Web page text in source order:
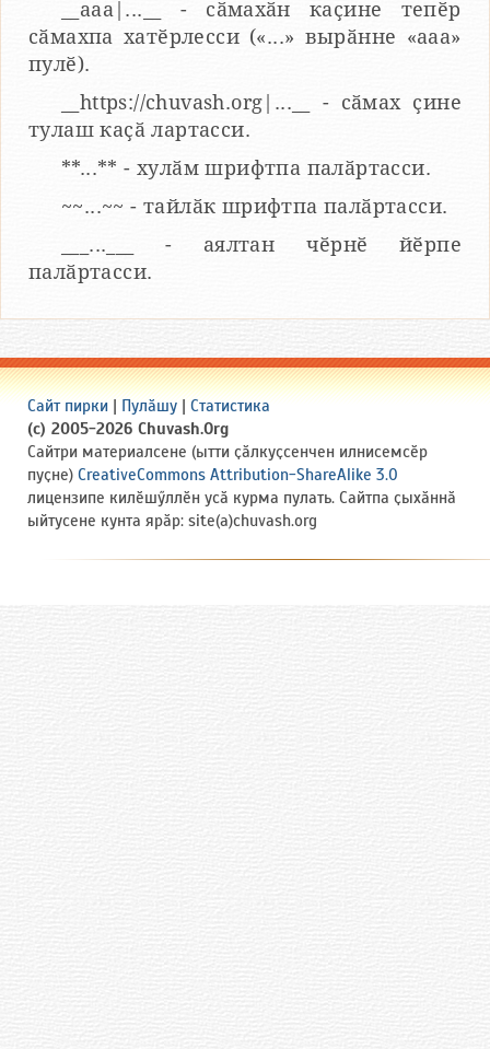
__aaa|...__ - сӑмахӑн каҫине тепӗр
сӑмахпа хатӗрлесси («...» вырӑнне «ааа»
пулӗ).
__https://chuvash.org|...__ - сӑмах ҫине
тулаш каҫӑ лартасси.
**...** - хулӑм шрифтпа палӑртасси.
~~...~~ - тайлӑк шрифтпа палӑртасси.
___...___ - аялтан чӗрнӗ йӗрпе
палӑртасси.
Сайт пирки | Пулӑшу | Статистика
(c) 2005-2026 Chuvash.Org
Сайтри материалсене (ытти ҫӑлкуҫсенчен илнисемсӗр
пуҫне) CreativeCommons Attribution-ShareAlike 3.0
лицензипе килӗшӳллӗн усӑ курма пулать. Сайтпа ҫыхӑннӑ
ыйтусене кунта ярӑр: site(a)chuvash.org